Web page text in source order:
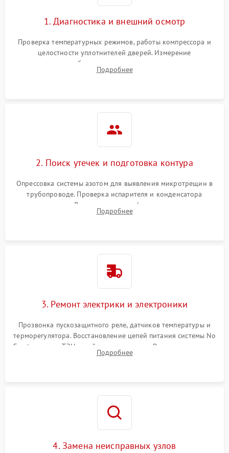
1. Диагностика и внешний осмотр
Проверка температурных режимов, работы компрессора и
целостности уплотнителей дверей. Измерение
сопротивления обмоток мотора, проверка термостата и
считывание кодов ошибок с электронного дисплея.
Подробнее
2. Поиск утечек и подготовка контура
Опрессовка системы азотом для выявления микротрещин в
трубопроводе. Проверка испарителя и конденсатора
течеискателем. Демонтаж старого фильтра-осушителя и
продувка капиллярной трубки для устранения засоров.
Подробнее
3. Ремонт электрики и электроники
Прозвонка пускозащитного реле, датчиков температуры и
терморегулятора. Восстановление цепей питания системы No
Frost, включая ТЭН оттайки и вентилятор. Ремонт или замена
платы управления при сбоях алгоритмов.
Подробнее
4. Замена неисправных узлов